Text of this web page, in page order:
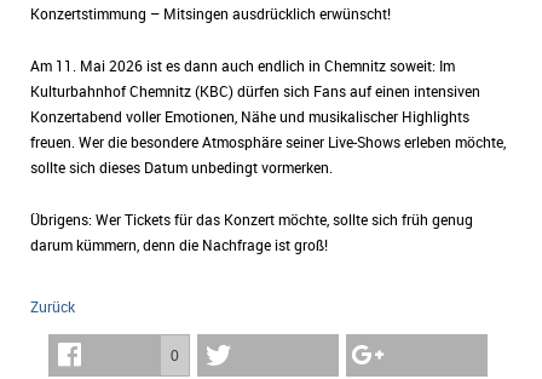
Konzertstimmung – Mitsingen ausdrücklich erwünscht!
Am 11. Mai 2026 ist es dann auch endlich in Chemnitz soweit: Im
Kulturbahnhof Chemnitz (KBC) dürfen sich Fans auf einen intensiven
Konzertabend voller Emotionen, Nähe und musikalischer Highlights
freuen. Wer die besondere Atmosphäre seiner Live-Shows erleben möchte,
sollte sich dieses Datum unbedingt vormerken.
Übrigens: Wer Tickets für das Konzert möchte, sollte sich früh genug
darum kümmern, denn die Nachfrage ist groß!
Zurück
0